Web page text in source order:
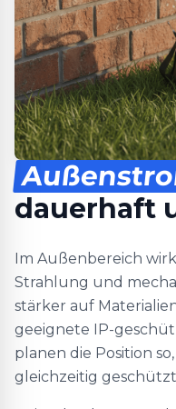
dauerhaft
Im Außenbereich
Strahlung und
stärker auf
geeignete IP-
planen die Position
gleichzeitig geschützt